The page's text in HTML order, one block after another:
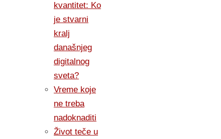
kvantitet: Ko
je stvarni
kralj
današnjeg
digitalnog
sveta?
Vreme koje
ne treba
nadoknaditi
Život teče u